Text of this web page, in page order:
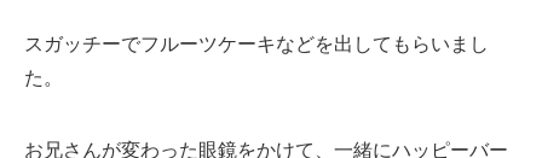
スガッチーでフルーツケーキなどを出してもらいまし
た。
お兄さんが変わった眼鏡をかけて、一緒にハッピーバー